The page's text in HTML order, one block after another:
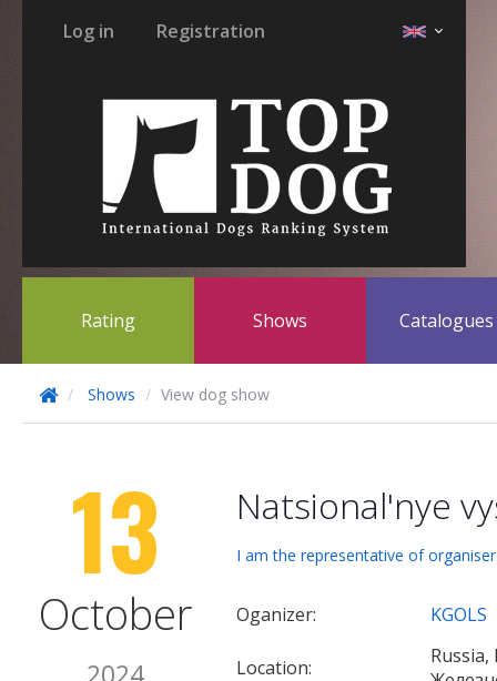
Log in Registration
Rating Shows Catalogues
Shows View dog show
13
October
Natsional'nye
I am the representative of
Oganizer: KGOLS
Location: